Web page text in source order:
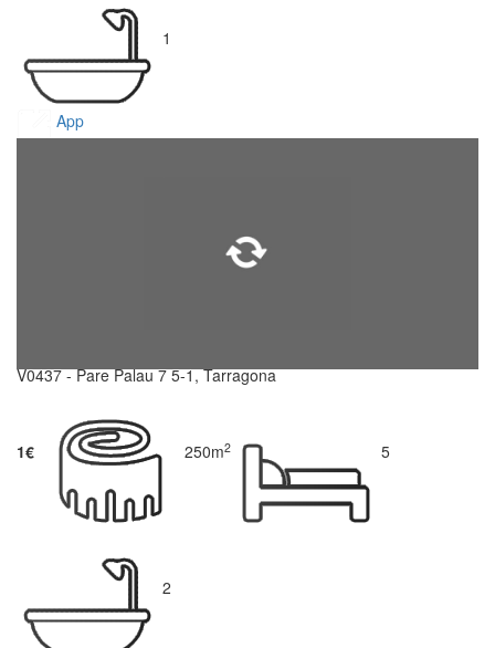
1
App
V0437 - Pare Palau 7 5-1, Tarragona
1€ 250m2 5
2